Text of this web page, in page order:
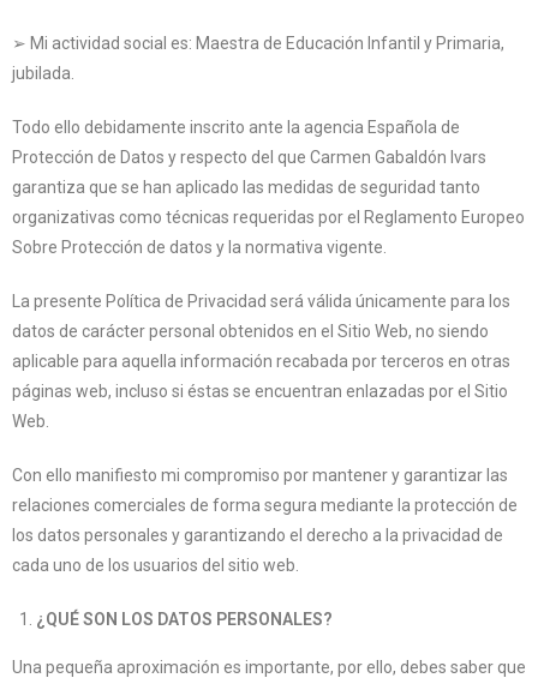
➢ Mi actividad social es: Maestra de Educación Infantil y Primaria,
jubilada.
Todo ello debidamente inscrito ante la agencia Española de
Protección de Datos y respecto del que Carmen Gabaldón Ivars
garantiza que se han aplicado las medidas de seguridad tanto
organizativas como técnicas requeridas por el Reglamento Europeo
Sobre Protección de datos y la normativa vigente.
La presente Política de Privacidad será válida únicamente para los
datos de carácter personal obtenidos en el Sitio Web, no siendo
aplicable para aquella información recabada por terceros en otras
páginas web, incluso si éstas se encuentran enlazadas por el Sitio
Web.
Con ello manifiesto mi compromiso por mantener y garantizar las
relaciones comerciales de forma segura mediante la protección de
los datos personales y garantizando el derecho a la privacidad de
cada uno de los usuarios del sitio web.
¿QUÉ SON LOS DATOS PERSONALES?
Una pequeña aproximación es importante, por ello, debes saber que